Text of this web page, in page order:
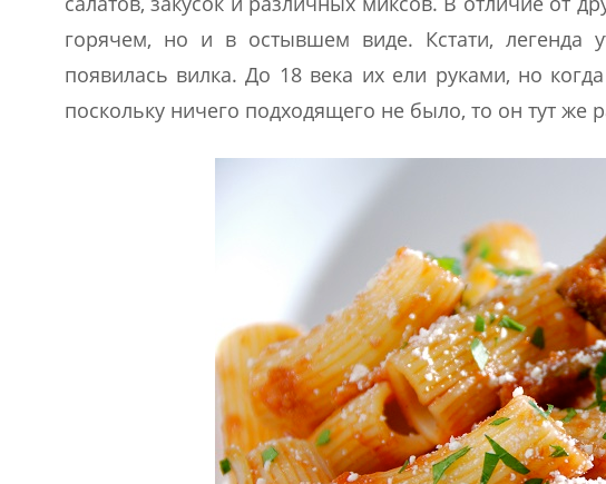
горячем, но и в остывшем виде. Кстати, легенда
появилась вилка. До 18 века их ели руками, но
поскольку ничего подходящего не было, то он тут же